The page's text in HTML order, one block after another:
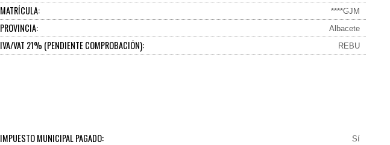
MATRÍCULA: ****GJM
PROVINCIA: Albacete
IVA/VAT 21% (PENDIENTE COMPROBACIÓN): REBU
IMPUESTO MUNICIPAL PAGADO: Sí